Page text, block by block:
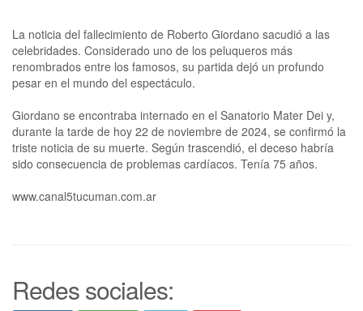
La noticia del fallecimiento de Roberto Giordano sacudió a las
celebridades. Considerado uno de los peluqueros más
renombrados entre los famosos, su partida dejó un profundo
pesar en el mundo del espectáculo.
Giordano se encontraba internado en el Sanatorio Mater Dei y,
durante la tarde de hoy 22 de noviembre de 2024, se confirmó la
triste noticia de su muerte. Según trascendió, el deceso habría
sido consecuencia de problemas cardíacos. Tenía 75 años.
www.canal5tucuman.com.ar
Redes sociales: